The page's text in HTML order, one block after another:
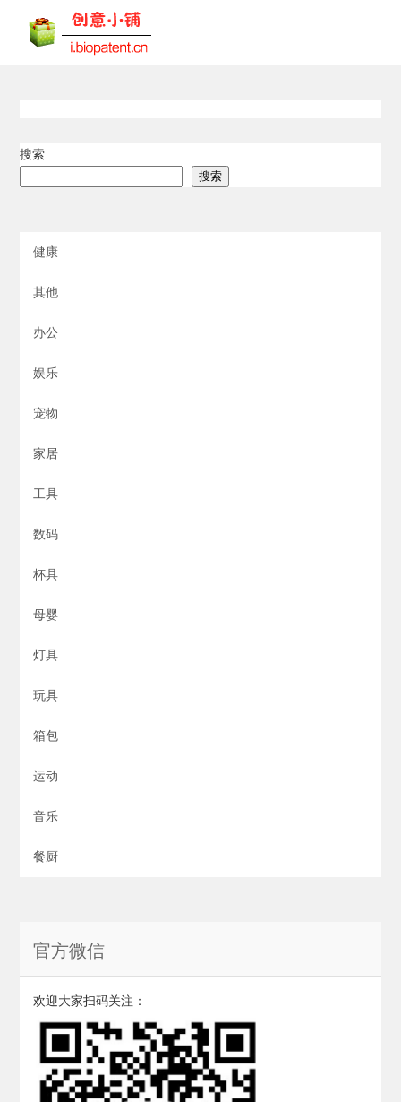
搜索
搜索
健康
其他
办公
娱乐
宠物
家居
工具
数码
杯具
母婴
灯具
玩具
箱包
运动
音乐
餐厨
官方微信
欢迎大家扫码关注：